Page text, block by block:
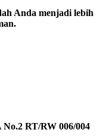
Anda menjadi lebih
RT/RW 006/004